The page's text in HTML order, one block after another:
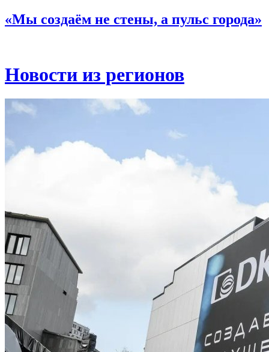
«Мы создаём не стены, а пульс города»
Новости из регионов